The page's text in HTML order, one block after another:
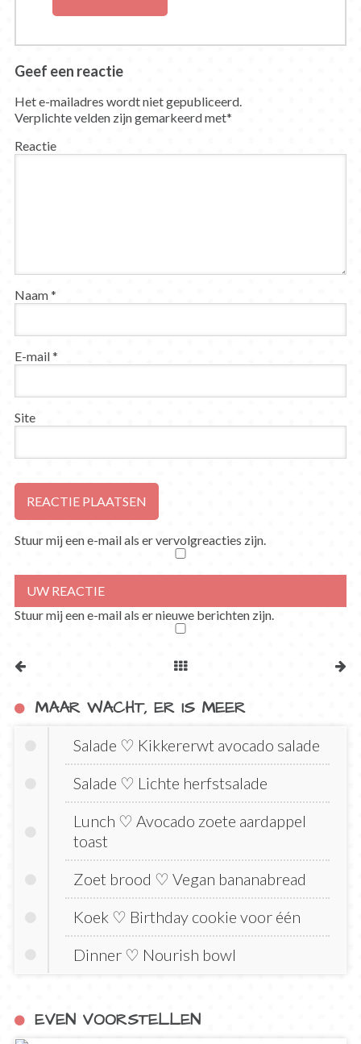
Geef een reactie
Het e-mailadres wordt niet gepubliceerd.
Verplichte velden zijn gemarkeerd met*
Reactie
Naam*
E-mail*
Site
Stuur mij een e-mail als er vervolgreacties zijn.
Stuur mij een e-mail als er nieuwe berichten zijn.
MAAR WACHT, ER IS MEER
Salade ♡ Kikkererwt avocado salade
Salade ♡ Lichte herfstsalade
Lunch ♡ Avocado zoete aardappel
toast
Zoet brood ♡ Vegan bananabread
Koek ♡ Birthday cookie voor één
Dinner ♡ Nourish bowl
EVEN VOORSTELLEN